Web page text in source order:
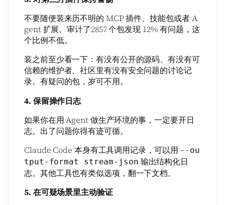
不要随便装来历不明的 MCP 插件、技能包或者 A
gent 扩展。审计了2857 个包发现 12% 有问题，这
个比例不低。
装之前至少看一下：有没有公开的源码、有没有可
信赖的维护者、社区里有没有安全问题的讨论记
录。有疑问的包，岁可不用。
4. 保留操作日志
如果你在用 Agent 做生产环境的事，一定要开日
志。出了问题你得有迹可循。
Claude Code 本身有工具调用记录，可以用 --ou
tput-format stream-json 输出结构化日
志。其他工具也有类似选项，翻一下文档。
5. 在可疑场景里主动验证